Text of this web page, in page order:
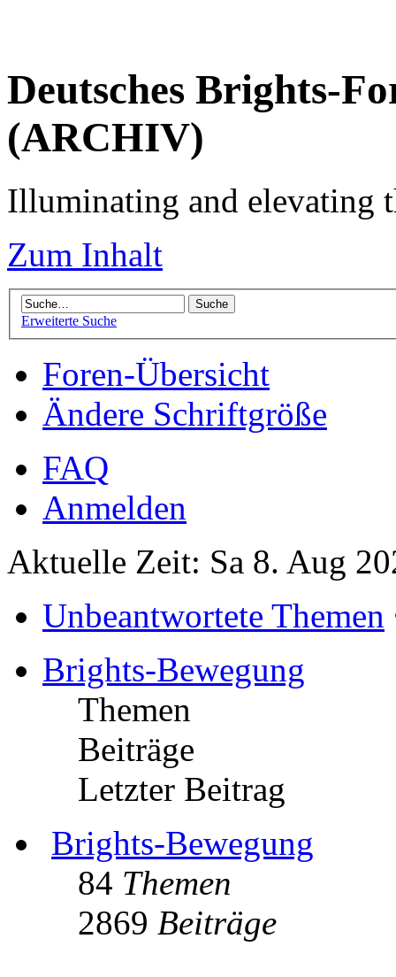
Deutsches Brights-
(ARCHIV)
Illuminating and elevating
Zum Inhalt
Erweiterte Suche
Foren-Übersicht
Ändere Schriftgröße
FAQ
Anmelden
Aktuelle Zeit: Sa 8. Aug
Unbeantwortete Themen
Brights-Bewegung
Themen
Beiträge
Letzter Beitrag
Brights-Bewegung
84 Themen
2869 Beiträge